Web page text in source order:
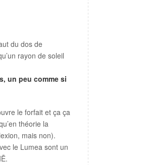
du dos de
rayon de soleil
un peu comme si
le forfait et ça ça
théorie la
mais non).
le Lumea sont un